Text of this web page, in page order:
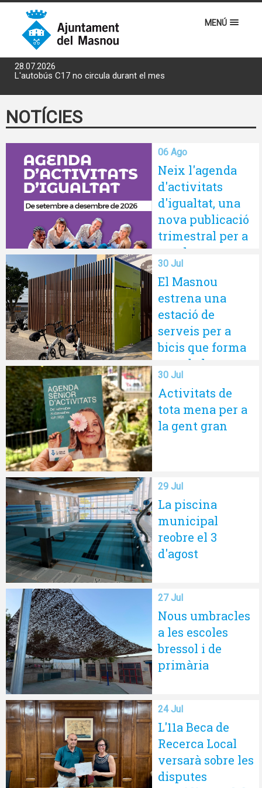
MENÚ
28.07.2026
L'autobús C17 no circula durant el mes d'agost
NOTÍCIES
06 Ago
Neix l'agenda
d'activitats
d'igualtat, una
nova publicació
trimestral per a
tota la
ciutadania
30 Jul
El Masnou
estrena una
estació de
serveis per a
bicis que forma
part de la xarxa
comarcal
EuroVelo
30 Jul
Activitats de
tota mena per a
la gent gran
29 Jul
La piscina
municipal
reobre el 3
d'agost
27 Jul
Nous umbracles
a les escoles
bressol i de
primària
24 Jul
L'11a Beca de
Recerca Local
versarà sobre les
disputes